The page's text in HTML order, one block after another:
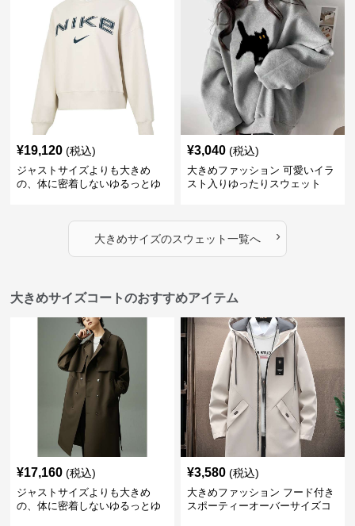
¥19,120 (税込)
ジャストサイズよりも大きめ
の、体に密着しないゆるっとゆ
スウェット
¥3,040 (税込)
大きめファッション 可愛いイラ
スト入りゆったりスウェット
大きめサイズのスウェット一覧へ ›
大きめサイズコートのおすすめアイテム
¥17,160 (税込)
ジャストサイズよりも大きめ
の、体に密着しないゆるっとゆ
¥3,580 (税込)
大きめファッション フード付き
スポーティーオーバーサイズコ